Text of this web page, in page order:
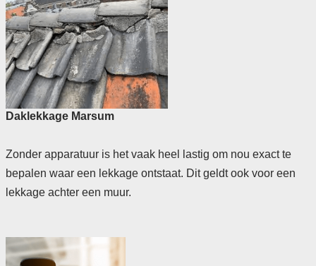
Daklekkage Marsum
Zonder apparatuur is het vaak heel lastig om nou exact te
bepalen waar een lekkage ontstaat. Dit geldt ook voor een
lekkage achter een muur.